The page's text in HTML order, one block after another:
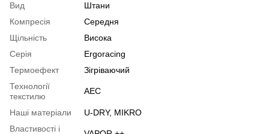
Вид
Штани
Компресія
Середня
Щільність
Висока
Серія
Ergoracing
Термоефект
Зігріваючий
Технології
текстилю
AEC
Наші матеріали
U-DRY, MIKRO
Властивості і